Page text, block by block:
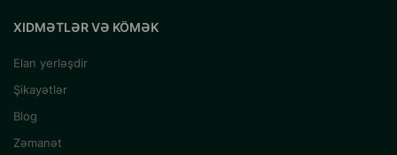
XIDMƏTLƏR VƏ KÖMƏK
Elan yerləşdir
Şikayətlər
Blog
Zəmanət